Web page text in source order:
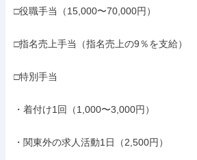
□役職手当（15,000〜70,000円）
□指名売上手当（指名売上の9％を支給）
□特別手当
・着付け1回（1,000〜3,000円）
・関東外の求人活動1日（2,500円）